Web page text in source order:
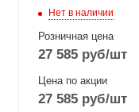
Нет в наличии
Розничная цена
27 585 руб/шт
Цена по акции
27 585 руб/шт